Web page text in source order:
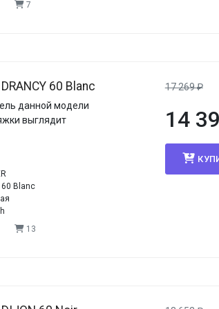
7
60 Blanc
данной модели
выглядит
60 Blanc
13
17 269₽
14